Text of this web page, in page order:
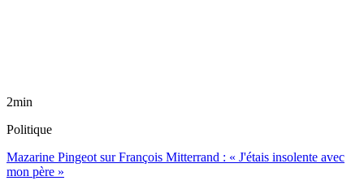
2min
Politique
Mazarine Pingeot sur François Mitterrand : « J'étais insolente avec
mon père »